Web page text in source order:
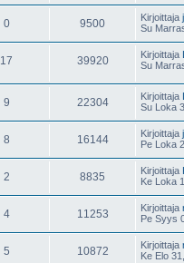
0 9500 Kirjoittaja
Su
17 39920 Kirjoittaja
Su
9 22304 Kirjoittaja
Su Loka
8 16144 Kirjoittaja
Pe Loka
2 8835 Kirjoittaja
Ke Loka
4 11253 Kirjoittaja
Pe Syys
5 10872 Kirjoittaja
Ke Elo